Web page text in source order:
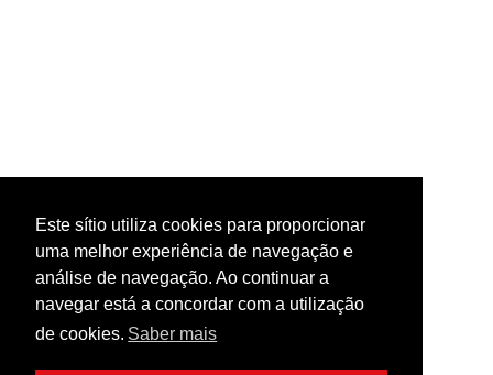
Este sítio utiliza cookies para proporcionar
uma melhor experiência de navegação e
análise de navegação. Ao continuar a
navegar está a concordar com a utilização
de cookies. Saber mais